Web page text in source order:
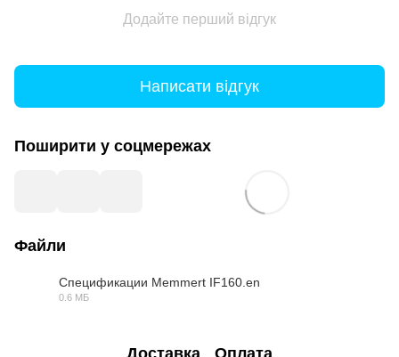
Додайте перший відгук
Написати відгук
Поширити у соцмережах
Файли
Спецификации Memmert IF160.en
0.6 МБ
Доставка Оплата